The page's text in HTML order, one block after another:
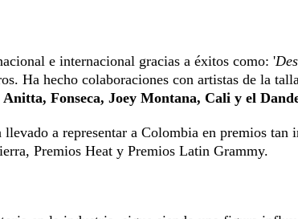
e internacional gracias a éxitos como: '
Ha hecho colaboraciones con artistas de la
Fonseca, Joey Montana, Cali y el
a representar a Colombia en premios tan
Premios Heat y Premios Latin Grammy.